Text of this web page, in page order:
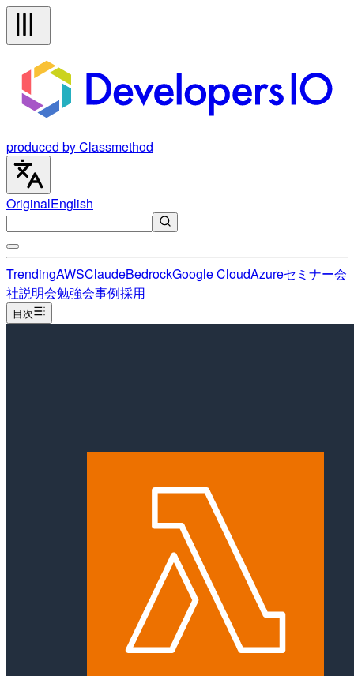
produced by Classmethod
OriginalEnglish
TrendingAWSClaudeBedrockGoogle CloudAzureセミナー会
社説明会勉強会事例採用
目次